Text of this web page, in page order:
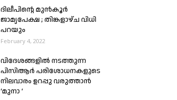
ദിലീപിന്റെ മുൻ‌കൂർ
ജാമ്യപേക്ഷ ; തിങ്കളാഴ്ച വിധി
പറയും
February 4, 2022
വിദേശങ്ങളിൽ നടത്തുന്ന
പിസിആർ പരിശോധനകളുടെ
നിലവാരം ഉറപ്പു വരുത്താൻ
‘മുനാ ‘